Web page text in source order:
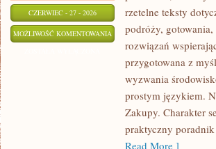
CZERWIEC - 27 - 2026
MOŻLIWOŚĆ KOMENTOWANIA EKOLOGIA
rzetelne teksty
podróży,
rozwiązań
przygotowana z
wyzwania
prostym językiem.
Zakupy. Charakter
praktyczny
Read More ]